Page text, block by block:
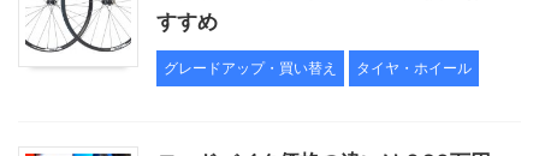
すすめ
グレードアップ・買い替え タイヤ・ホイール